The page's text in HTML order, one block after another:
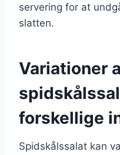
servering for at
slatten.
Variationer
forskellige
Spidskålssalat kan